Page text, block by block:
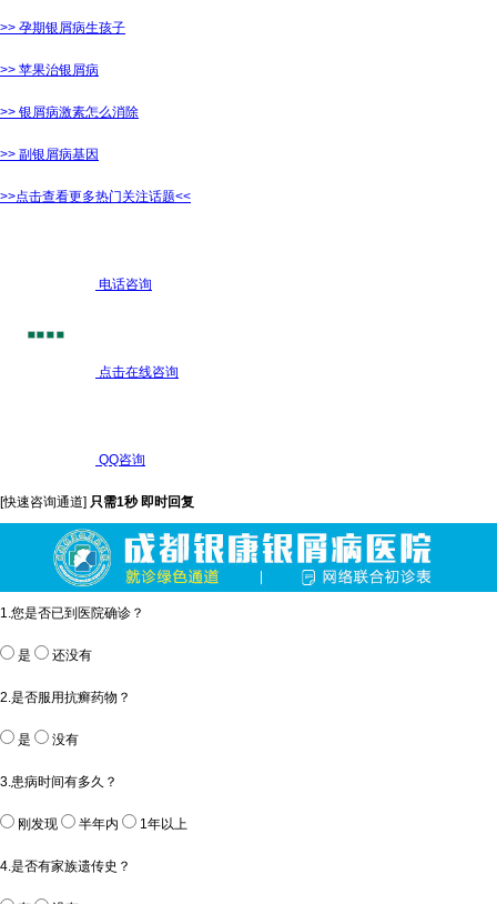
>> 孕期银屑病生孩子
>> 苹果治银屑病
>> 银屑病激素怎么消除
>> 副银屑病基因
>>点击查看更多热门关注话题<<
电话咨询
点击在线咨询
QQ咨询
[快速咨询通道] 只需1秒 即时回复
1.您是否已到医院确诊？
是 还没有
2.是否服用抗癣药物？
是 没有
3.患病时间有多久？
刚发现 半年内 1年以上
4.是否有家族遗传史？